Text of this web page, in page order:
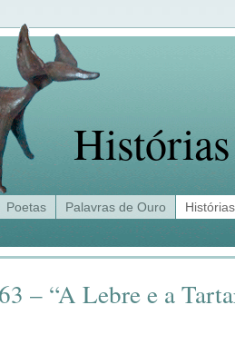
Histórias
Poetas Palavras de Ouro Histórias
– “A Lebre e a